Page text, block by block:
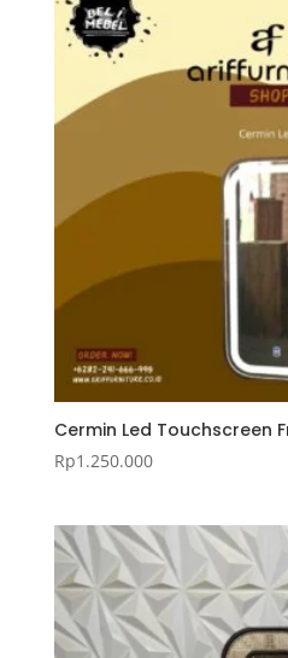
Cermin Led Touchscreen
Rp1.250.000